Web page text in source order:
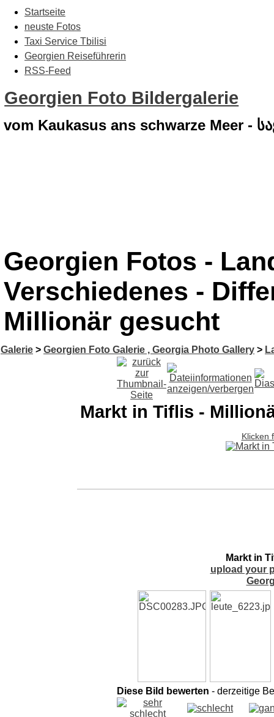
Startseite
neuste Fotos
Taxi Service Tbilisi
Georgien Reiseführerin
RSS-Feed
Georgien Foto Bildergalerie
vom Kaukasus ans schwarze Meer -
Georgien Fotos -
Verschiedenes -
Millionär gesucht
Galerie > Georgien Foto Galerie , Georgia Photo Gallery >
Markt in Tiflis -
Klicken
Markt in
upload your
Diese Bild bewerten - derzeitige